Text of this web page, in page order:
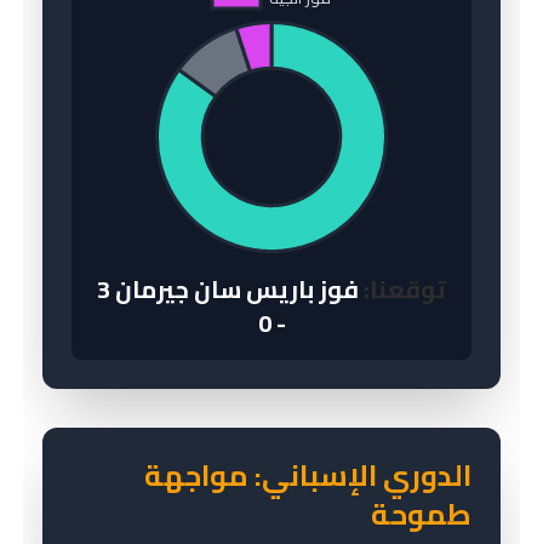
توقعنا: فوز باريس سان جيرمان 3
- 0
الدوري الإسباني: مواجهة
طموحة